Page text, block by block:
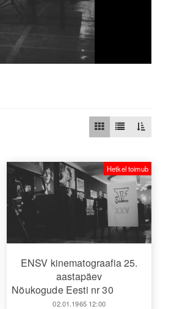
ENSV kinematograafia 25.
aastapäev
Nõukogude Eesti nr 30
02.01.1965 12:00
Hetkel toimub